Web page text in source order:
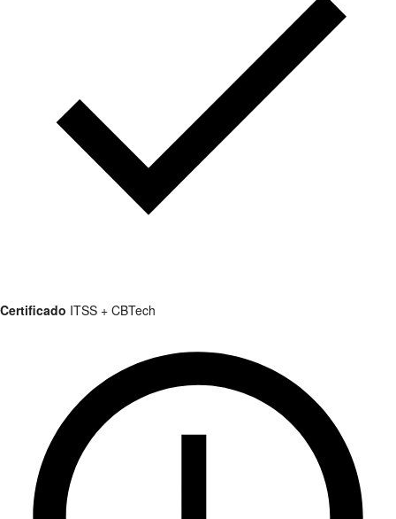
Certificado ITSS + CBTech